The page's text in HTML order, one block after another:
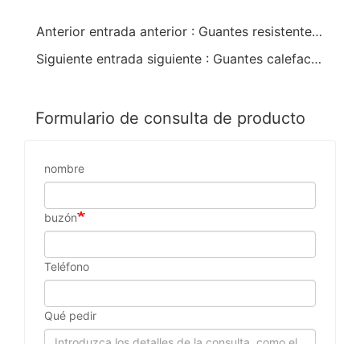
Anterior entrada anterior : Guantes resistentes a productos químicos de pvc amarillo
Siguiente entrada siguiente : Guantes calefactores de pvc naranja para clima frío aislados
Formulario de consulta de producto
nombre
buzón
Teléfono
Qué pedir